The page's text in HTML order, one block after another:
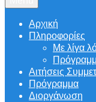
Αρχική
Πληροφορίες
Με λίγα
Αιτήσεις
Πρόγραμμα
Διοργάνωση